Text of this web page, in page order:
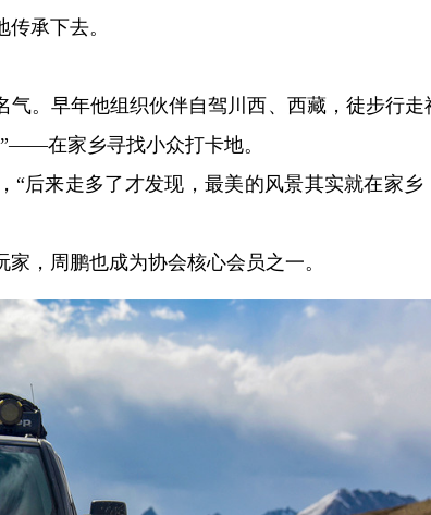
承下去。
气。早年他组织伙伴自驾川西、西藏，徒步行走
在家乡寻找小众打卡地。
“后来走多了才发现，最美的风景其实就在家乡
，周鹏也成为协会核心会员之一。